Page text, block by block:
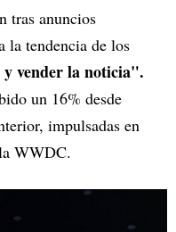
tras anuncios
la tendencia de los
vender la noticia".
un 16% desde
impulsadas en
WWDC.